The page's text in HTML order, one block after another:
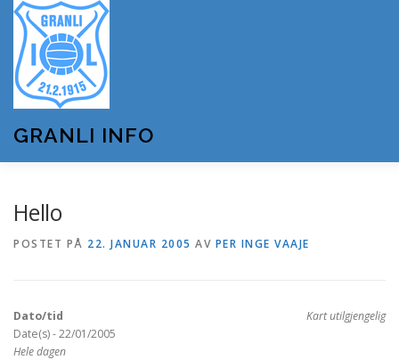
innhold
GRANLI INFO
OM GRANLI INFO
Hello
POSTET PÅ 22. JANUAR 2005 AV PER INGE VAAJE
Kart utilgjengelig
Dato/tid
Date(s) - 22/01/2005
Hele dagen